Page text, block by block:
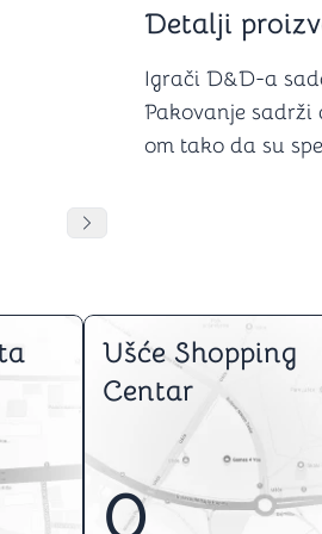
Šah
Domine
Backgammon (Tavla)
Stripovi
Pomeranje sadržaja slajdera
Detalji
Igrači D&D-a
Pakovanje sadrži
om tako da su
Ušće Shopping
Centar
0